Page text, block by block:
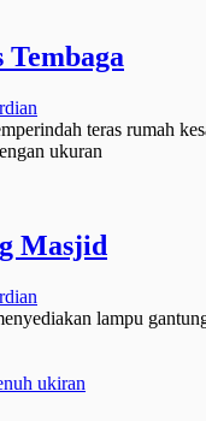
teras rumah
ukuran
Masjid
lampu